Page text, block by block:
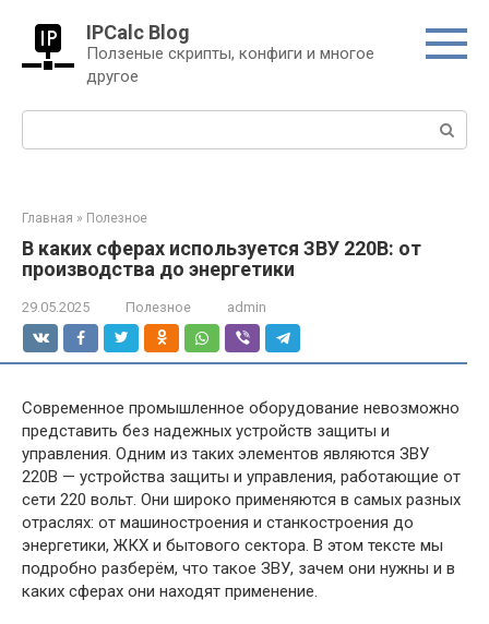
контенту
IPCalc Blog
Ползеные скрипты, конфиги и многое
другое
Поиск:
Главная » Полезное
В каких сферах используется ЗВУ 220В: от
производства до энергетики
29.05.2025 Полезное admin
Современное промышленное оборудование невозможно
представить без надежных устройств защиты и
управления. Одним из таких элементов являются ЗВУ
220В — устройства защиты и управления, работающие от
сети 220 вольт. Они широко применяются в самых разных
отраслях: от машиностроения и станкостроения до
энергетики, ЖКХ и бытового сектора. В этом тексте мы
подробно разберём, что такое ЗВУ, зачем они нужны и в
каких сферах они находят применение.